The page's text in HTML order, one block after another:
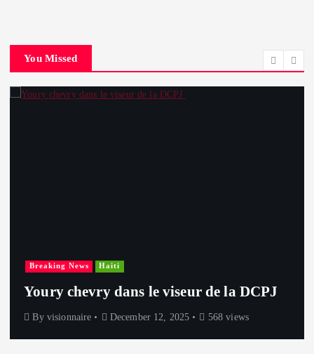
You Missed
Breaking News Haiti
Youry chevry dans le viseur de la DCPJ
By visionnaire December 12, 2025 568 views